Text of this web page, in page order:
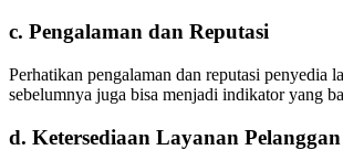
c. Pengalaman dan Reputasi
Perhatikan pengalaman dan reputasi penyedia
sebelumnya juga bisa menjadi indikator yang
d. Ketersediaan Layanan Pelanggan